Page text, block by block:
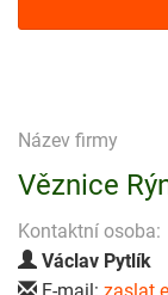
Název firmy
Věznice
Kontaktní osoba:
Václav Pytlík
E-mail: zaslat